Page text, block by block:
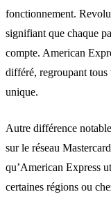
fonctionnement.
signifiant que chaque
compte. American
différé, regroupant tous
unique.
Autre différence
sur le réseau
qu’American Express
certaines régions ou